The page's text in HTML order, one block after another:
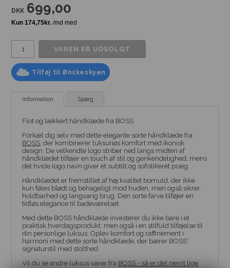
DKK 699,00
Tilføj til Ønskeskyen
Information Spørg
Flot og lækkert håndklæde fra BOSS.
Forkæl dig selv med dette elegante sorte håndklæde fra
BOSS, der kombinerer luksuriøs komfort med ikonisk
design. De velkendte logo striber ned langs midten af
håndklædet tilføjer en touch af stil og genkendelighed, mens
det hvide logo navn giver et subtilt og sofistikeret præg.
Håndklædet er fremstillet af høj kvalitet bomuld, der ikke
kun føles blødt og behageligt mod huden, men også sikrer
holdbarhed og langvarig brug. Den sorte farve tilføjer en
tidløs elegance til badeværelset.
Med dette BOSS håndklæde investerer du ikke bare i et
praktisk hverdagsprodukt, men også i en stilfuld tilføjelse til
din personlige luksus. Oplev komfort og raffinement i
harmoni med dette sorte håndklæde, der bærer BOSS'
signaturstil med stolthed.
Vil du se andre luksus varer fra BOSS - så er det nemt lige